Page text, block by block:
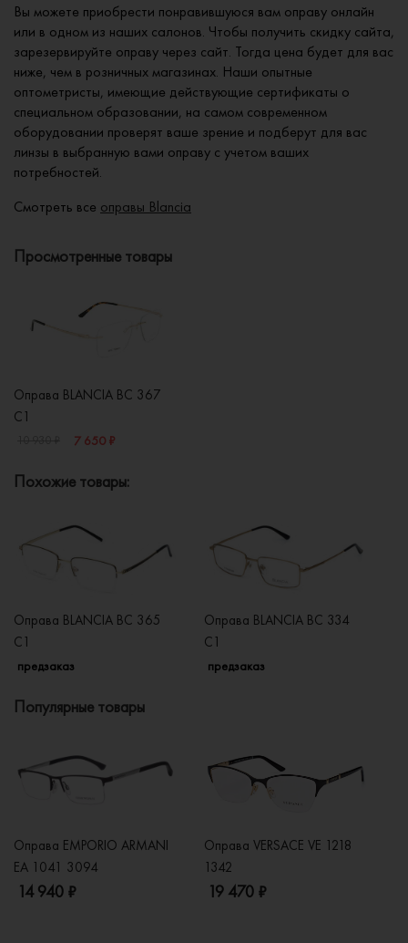
Вы можете приобрести понравившуюся вам оправу онлайн
или в одном из наших салонов. Чтобы получить скидку сайта,
зарезервируйте оправу через сайт. Тогда цена будет для вас
ниже, чем в розничных магазинах. Наши опытные
оптометристы, имеющие действующие сертификаты о
специальном образовании, на самом современном
оборудовании проверят ваше зрение и подберут для вас
линзы в выбранную вами оправу с учетом ваших
потребностей.
Смотреть все оправы Blancia
Просмотренные товары
Оправа BLANCIA BC 367
C1
7 650 ₽
Похожие товары:
Оправа BLANCIA BC 365
C1
предзаказ
Оправа BLANCIA BC 334
C1
предзаказ
Популярные товары
Оправа EMPORIO ARMANI
EA 1041 3094
14 940 ₽
Оправа VERSACE VE 1218
1342
19 470 ₽